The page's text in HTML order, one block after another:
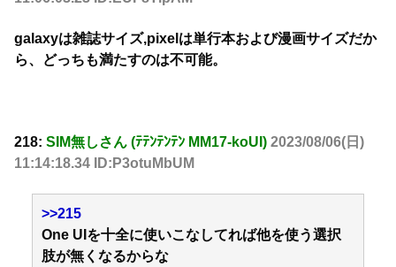
galaxyは雑誌サイズ,pixelは単行本および漫画サイズだか
ら、どっちも満たすのは不可能。
218: SIM無しさん (ﾃﾃﾝﾃﾝﾃﾝ MM17-koUI) 2023/08/06(日)
11:14:18.34 ID:P3otuMbUM
>>215
One UIを十全に使いこなしてれば他を使う選択
肢が無くなるからな